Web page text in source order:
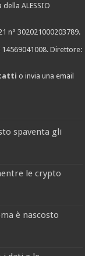
ALESSIO
n° 302021000203789.
14569041008. Direttore:
o invia una email
spaventa gli
le crypto
è nascosto